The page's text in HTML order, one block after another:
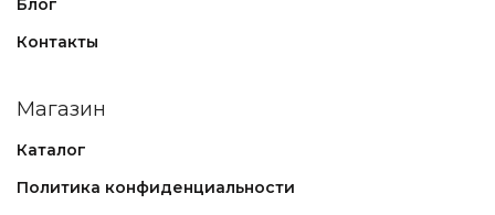
Блог
Контакты
Магазин
Каталог
Политика конфиденциальности